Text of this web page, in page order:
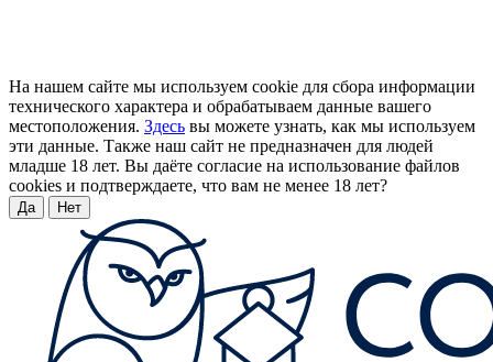
На нашем сайте мы используем cookie для сбора информации
технического характера и обрабатываем данные вашего
местоположения. Здесь вы можете узнать, как мы используем
эти данные. Также наш сайт не предназначен для людей
младше 18 лет. Вы даёте согласие на использование файлов
cookies и подтверждаете, что вам не менее 18 лет?
Да Нет